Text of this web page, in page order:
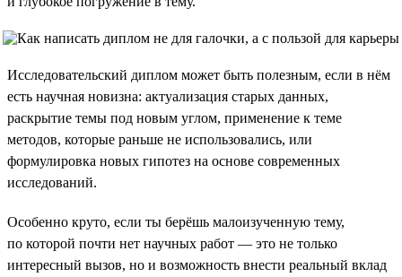
Исследовательский диплом может быть полезным, если в нём
есть научная новизна: актуализация старых данных,
раскрытие темы под новым углом, применение к теме
методов, которые раньше не использовались, или
формулировка новых гипотез на основе современных
исследований.
Особенно круто, если ты берёшь малоизученную тему,
по которой почти нет научных работ — это не только
интересный вызов, но и возможность внести реальный вклад